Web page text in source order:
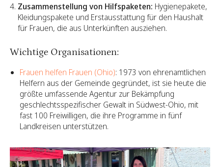
Zusammenstellung von Hilfspaketen: Hygienepakete,
Kleidungspakete und Erstausstattung für den Haushalt
für Frauen, die aus Unterkünften ausziehen.
Wichtige Organisationen:
Frauen helfen Frauen (Ohio): 1973 von ehrenamtlichen
Helfern aus der Gemeinde gegründet, ist sie heute die
größte umfassende Agentur zur Bekämpfung
geschlechtsspezifischer Gewalt in Südwest-Ohio, mit
fast 100 Freiwilligen, die ihre Programme in fünf
Landkreisen unterstützen.